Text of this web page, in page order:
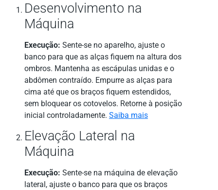
Desenvolvimento na
Máquina
Execução: Sente-se no aparelho, ajuste o
banco para que as alças fiquem na altura dos
ombros. Mantenha as escápulas unidas e o
abdômen contraído. Empurre as alças para
cima até que os braços fiquem estendidos,
sem bloquear os cotovelos. Retorne à posição
inicial controladamente. Saiba mais
Elevação Lateral na
Máquina
Execução: Sente-se na máquina de elevação
lateral, ajuste o banco para que os braços